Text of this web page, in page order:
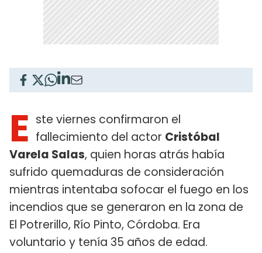
E ste viernes confirmaron el
fallecimiento del actor Cristóbal
Varela Salas, quien horas atrás había
sufrido quemaduras de consideración
mientras intentaba sofocar el fuego en los
incendios que se generaron en la zona de
El Potrerillo, Río Pinto, Córdoba. Era
voluntario y tenía 35 años de edad.